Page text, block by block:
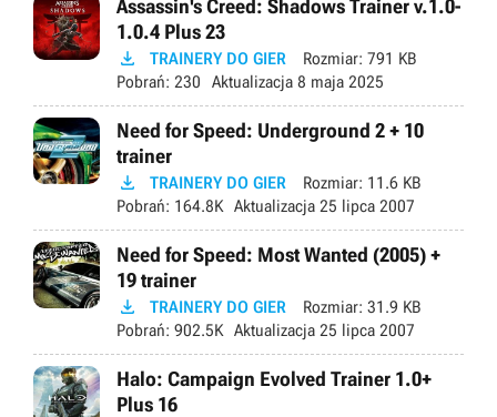
Assassin's Creed: Shadows Trainer v.1.0-
1.0.4 Plus 23
 TRAINERY DO GIER Rozmiar: 791 KB
Pobrań: 230 Aktualizacja 8 maja 2025
Need for Speed: Underground 2 + 10
trainer
 TRAINERY DO GIER Rozmiar: 11.6 KB
Pobrań: 164.8K Aktualizacja 25 lipca 2007
Need for Speed: Most Wanted (2005) +
19 trainer
 TRAINERY DO GIER Rozmiar: 31.9 KB
Pobrań: 902.5K Aktualizacja 25 lipca 2007
Halo: Campaign Evolved Trainer 1.0+
Plus 16